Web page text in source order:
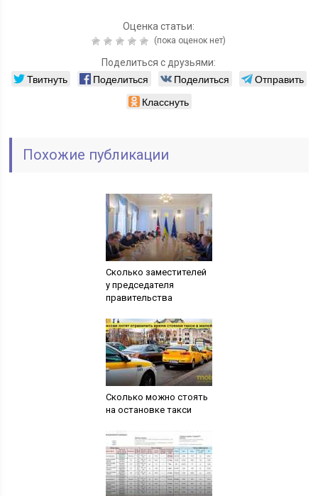
Оценка статьи:
(пока оценок нет)
Поделиться с друзьями:
Твитнуть Поделиться Поделиться
Отправить
Класснуть
Похожие публикации
Сколько заместителей
у председателя
правительства
Сколько можно стоять
на остановке такси